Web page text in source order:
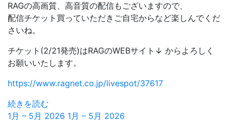
RAGの高画質、高音質の配信もございますので、
配信チケット買っていただきご自宅からなど楽しんでくだ
さいね。
チケット(2/21発売)はRAGのWEBサイト↓ からよろしく
お願いいたします。
https://www.ragnet.co.jp/livespot/37617
続きを読む
1月 – 5月 2026 1月 – 5月 2026